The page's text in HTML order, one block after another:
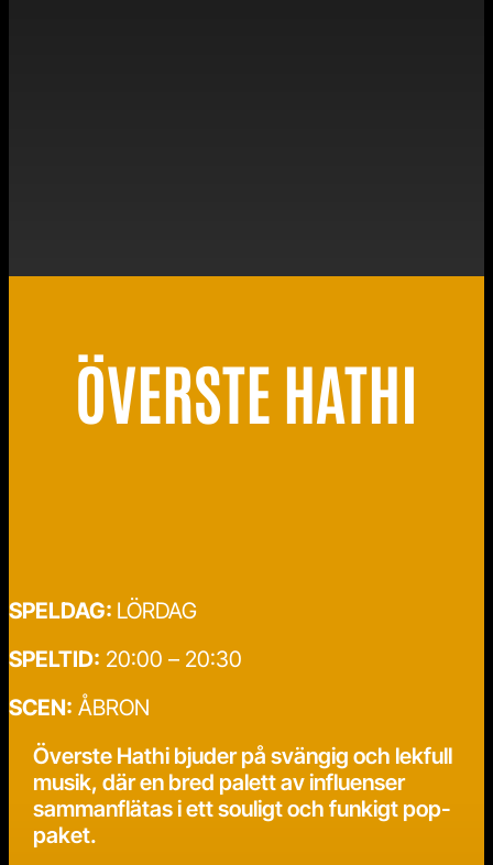
ÖVERSTE HATHI
SPELDAG: LÖRDAG
SPELTID: 20:00 – 20:30
SCEN: ÅBRON
Överste Hathi bjuder på svängig och lekfull
musik, där en bred palett av influenser
sammanflätas i ett souligt och funkigt pop-
paket.